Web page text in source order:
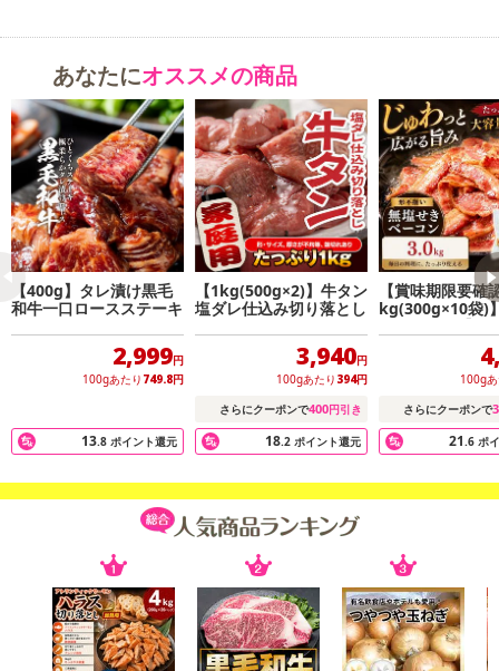
出されています。ウインナーは、ジューシーでパリッとした食感が
特徴です。
あなたにオススメの商品
【400g】タレ漬け黒毛
和牛一口ロースステーキ
2,999円
100gあたり 749.8円
13.8 ポイント還元
【1kg(500g×2)】牛タン
塩ダレ仕込み切り落とし
3,940円
100gあたり 394円
さらにクーポンで400円引き
18.2 ポイント還元
【賞味期限要確
kg(300g×10袋)
きベーコン【形
100g
さらにクーポンで
21.6 ポ